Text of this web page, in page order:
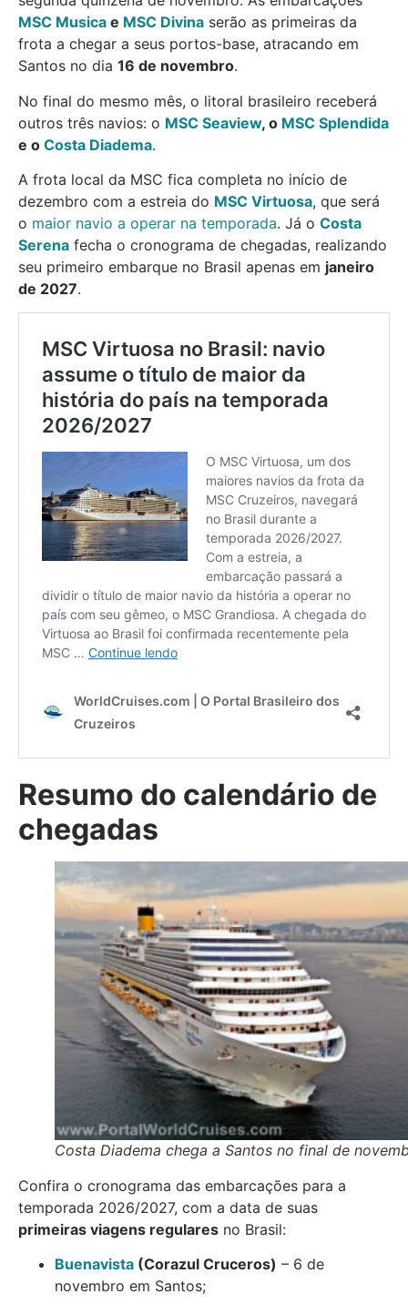
MSC Musica e MSC Divina serão as primeiras da
frota a chegar a seus portos-base, atracando em
Santos no dia 16 de novembro.
No final do mesmo mês, o litoral brasileiro receberá
outros três navios: o MSC Seaview, o MSC Splendida
e o Costa Diadema.
A frota local da MSC fica completa no início de
dezembro com a estreia do MSC Virtuosa, que será
o maior navio a operar na temporada. Já o Costa
Serena fecha o cronograma de chegadas, realizando
seu primeiro embarque no Brasil apenas em janeiro
de 2027.
Resumo do calendário de
chegadas
Costa Diadema chega a Santos no final de
Confira o cronograma das embarcações para a
temporada 2026/2027, com a data de suas
primeiras viagens regulares no Brasil:
Buenavista (Corazul Cruceros) – 6 de
novembro em Santos;